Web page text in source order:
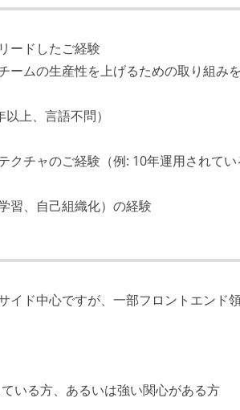
ードしたご経験
ームの生産性を上げるための取り組み
上、言語不問）
クチャのご経験（例: 10年運用されて
習、自己組織化）の経験
イド中心ですが、一部フロントエンド
いる方、あるいは強い関心がある方